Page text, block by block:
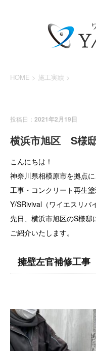
HOME > 施工実績 >
投稿日： 2021年2月19日
横浜市旭区 S様
こんにちは！
神奈川県相模原市を拠点
工事・コンクリート再生
Y/SRivival（ワイエスリバ
先日、横浜市旭区のS様邸
ご紹介いたします。
擁壁左官補修工事